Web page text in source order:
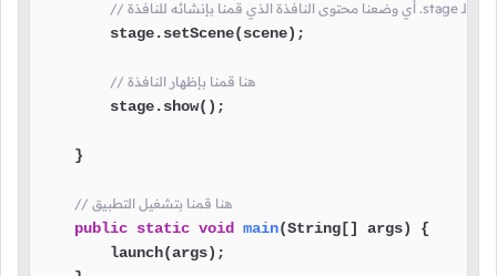
        stage.setScene(scene);
// هنا قمنا بإظهار النافذة
        stage.show();
    }
// هنا قمنا بتشغيل التطبيق
public static void main(String[] args)
{
        launch(args);